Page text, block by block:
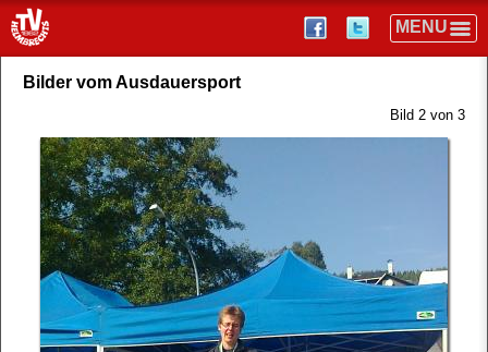
Bilder vom Ausdauersport
Bild 2 von 3